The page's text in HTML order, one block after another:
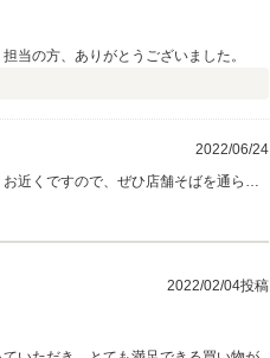
当の方、ありがとうございました。
2022/06/24
近くですので、ぜひ店舗そばを通られ
2022/02/04投稿